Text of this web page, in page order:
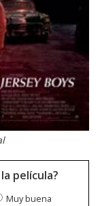
película?
Muy buena